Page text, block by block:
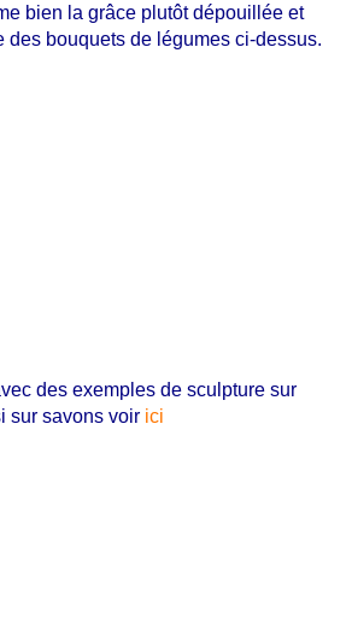
bien la grâce plutôt dépouillée et
des bouquets de légumes ci-dessus.
des exemples de sculpture sur
sur savons voir ici